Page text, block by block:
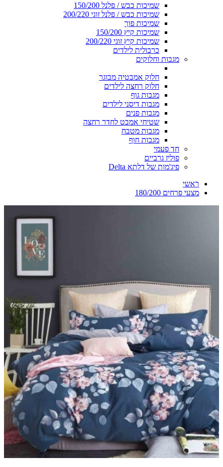
שמיכות כבש / פלנל 150/200
שמיכות כבש / פלנל זוגי 200/220
שמיכות פוך
שמיכות קיץ 150/200
שמיכות קיץ זוגי 200/220
כרבולית לילדים
מגבות וחלוקים
חלוק אמבטיה מבוגר
חלוק רחצה לילדים
מגבות גוף
מגבות דיסני לילדים
מגבות פנים
שטיחי אמבט לחדר רחצה
מגבות מטבח
מגבות חוף
חד פעמי
פוליז גרביים
פיג'מות של דלתא Delta
ראשי
מצעי פרחים 180/200